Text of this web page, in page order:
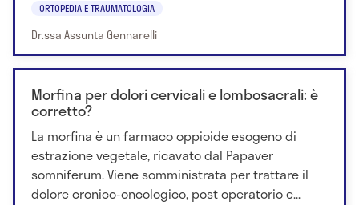
ORTOPEDIA E TRAUMATOLOGIA
Dr.ssa Assunta Gennarelli
Morfina per dolori cervicali e lombosacrali: è
corretto?
La morfina è un farmaco oppioide esogeno di
estrazione vegetale, ricavato dal Papaver
somniferum. Viene somministrata per trattare il
dolore cronico-oncologico, post operatorio e...